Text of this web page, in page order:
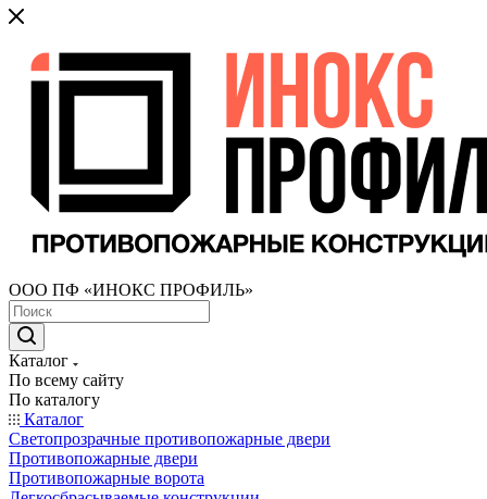
ООО ПФ «ИНОКС ПРОФИЛЬ»
Каталог
По всему сайту
По каталогу
Каталог
Светопрозрачные противопожарные двери
Противопожарные двери
Противопожарные ворота